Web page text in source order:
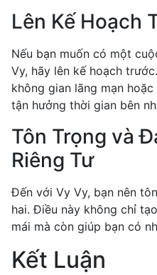
Lên Kế Hoạch
Nếu bạn muốn có một
Vy, hãy lên kế hoạch
không gian lãng mạn
tận hưởng thời gian bên
Tôn Trọng và
Riêng Tư
Đến với Vy Vy, bạn nên
hai. Điều này không chỉ
mái mà còn giúp bạn có
Kết Luận